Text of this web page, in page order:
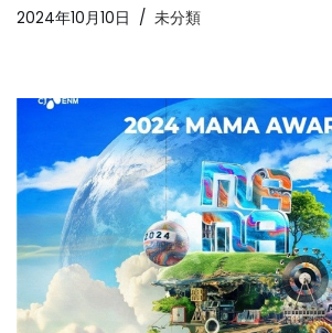
2024年10月10日 未分類